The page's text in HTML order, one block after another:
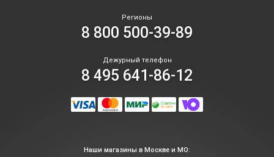
Регионы
8 800 500-39-89
Дежурный телефон
8 495 641-86-12
Наши магазины в Москве и МО: